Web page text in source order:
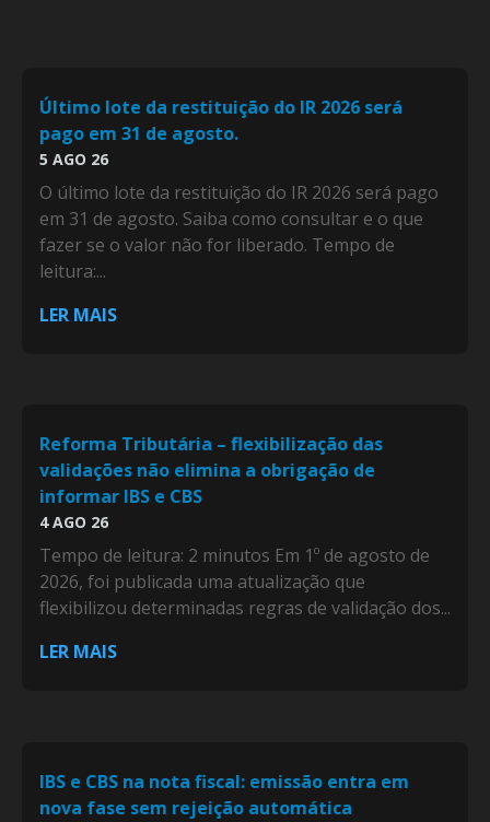
Último lote da restituição do IR 2026 será
pago em 31 de agosto.
5 AGO 26
O último lote da restituição do IR 2026 será pago
em 31 de agosto. Saiba como consultar e o que
fazer se o valor não for liberado. Tempo de
leitura:...
LER MAIS
Reforma Tributária – flexibilização das
validações não elimina a obrigação de
informar IBS e CBS
4 AGO 26
Tempo de leitura: 2 minutos Em 1º de agosto de
2026, foi publicada uma atualização que
flexibilizou determinadas regras de validação dos...
LER MAIS
IBS e CBS na nota fiscal: emissão entra em
nova fase sem rejeição automática